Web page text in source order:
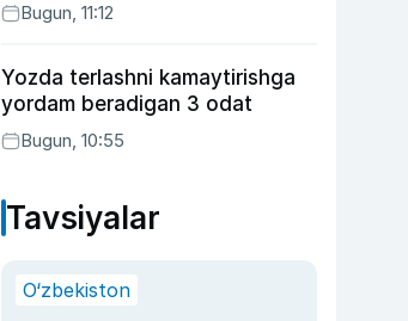
Bugun, 11:12
Yozda terlashni kamaytirishga
yordam beradigan 3 odat
Bugun, 10:55
Tavsiyalar
O‘zbekiston